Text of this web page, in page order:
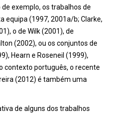
exemplo, os trabalhos de
equipa (1997, 2001a/b; Clarke,
o de Wilk (2001), de
(2002), ou os conjuntos de
Hearn e Roseneil (1999),
contexto português, o recente
(2012) é também uma
de alguns dos trabalhos